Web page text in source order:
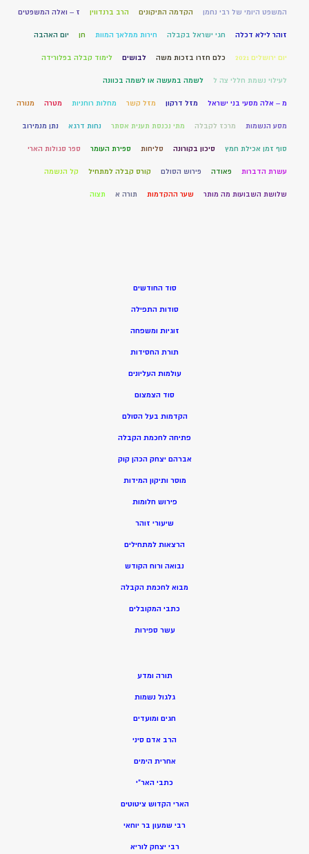
המשפט היומי של רבי נחמן הקדמה התיקונים הרב ברנדווין ז – ואלה המשפטים
זוהר לילא דכלה חגי ישראל בקבלה חירות ממלאך המוות חן יום האהבה
יום ירושלים 2021 כלם חזרו בזכות משה לבושים לימוד קבלה בפלורידה
לעילוי נשמת חללי צה ל לשמה במעשה או לשמה בכוונה
מ – אלה מסעי בני ישראל מזל דרקון מזל קשר מחלות רוחניות מטרה מנורה
מסע הנשמות מרכז לקבלה מתי נכנסת תענית אסתר נחות דרגא נתן מנמירוב
סוף זמן אכילת חמץ סיכון בקורונה סליחות ספירת העומר ספר סגולות הארי
עשרת הדברות פאודה פירוש הסולם קורס קבלה למתחיל קל הנשמה
שלושת השבועות מה מותר שער ההקדמות תורה א תצוה
סוד החודשים
סודות התפילה
זוגיות ומשפחה
תורת החסידות
עולמות העליונים
סוד הצמצום
הקדמות בעל הסולם
פתיחה לחכמת הקבלה
אברהם יצחק הכהן קוק
מוסר ותיקון המידות
פירוש חלומות
שיעורי זוהר
הרצאות למתחילים
נבואה ורוח הקודש
מבוא לחכמת הקבלה
כתבי המקובלים
עשר ספירות
תורה ומדע
גלגול נשמות
חגים ומועדים
הרב אדם סיני
אחרית הימים
כתבי האר”י
הארי הקדוש ציטוטים
רבי שמעון בר יוחאי
רבי יצחק לוריא